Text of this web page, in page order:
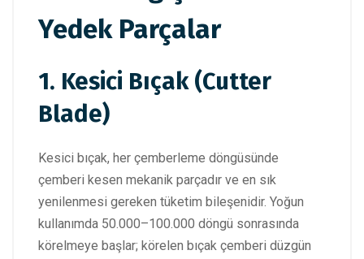
Yedek Parçalar
1. Kesici Bıçak (Cutter
Blade)
Kesici bıçak, her çemberleme döngüsünde
çemberi kesen mekanik parçadır ve en sık
yenilenmesi gereken tüketim bileşenidir. Yoğun
kullanımda 50.000–100.000 döngü sonrasında
körelmeye başlar; körelen bıçak çemberi düzgün